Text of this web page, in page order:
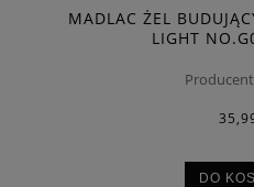
MADLAC ŻEL
LIGHT
DO